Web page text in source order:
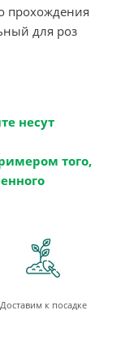
прохождения
для роз
несут
того,
Доставим к посадке